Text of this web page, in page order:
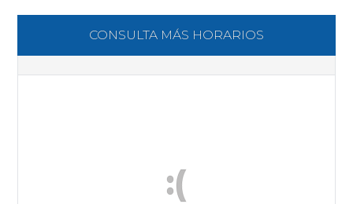
CONSULTA MÁS HORARIOS
:(